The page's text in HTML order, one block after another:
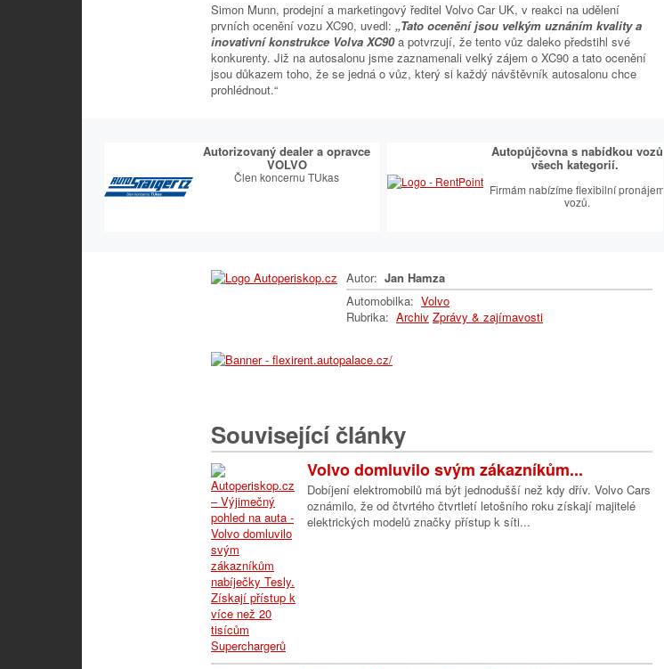
Simon Munn, prodejní a marketingový ředitel Volvo Car UK, v reakci na udělení
prvních ocenění vozu XC90, uvedl: „Tato ocenění jsou velkým uznáním kvality a
inovativní konstrukce Volva XC90a potvrzují, že tento vůz daleko předstihl své
konkurenty. Již na autosalonu jsme zaznamenali velký zájem o XC90 a tato ocenění
jsou důkazem toho, že se jedná o vůz, který si každý návštěvník autosalonu chce
prohlédnout.“
Autorizovaný dealer a opravce
VOLVO
Člen koncernu TUkas
Autopůjčovna s nabídkou vozů
všech kategorií.
Firmám nabízíme flexibilní pronájem
vozů.
Autor: Jan Hamza
Automobilka: Volvo
Rubrika: Archiv Zprávy & zajímavosti
Související články
Volvo domluvilo svým zákazníkům...
Dobíjení elektromobilů má být jednodušší než kdy dřív. Volvo Cars
oznámilo, že od čtvrtého čtvrtletí letošního roku získají majitelé
elektrických modelů značky přístup k síti...